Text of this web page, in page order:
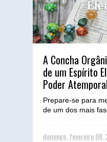
A Concha
de um Espírito
Poder
Prepare-se para
de um dos mais
domingo, fevereiro 08,